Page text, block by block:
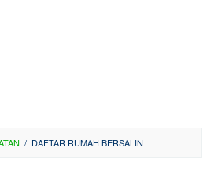
/ DAFTAR RUMAH BERSALIN